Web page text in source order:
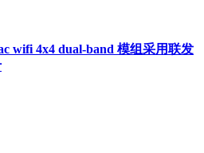
wifi 4x4 dual-band 模组采用联发